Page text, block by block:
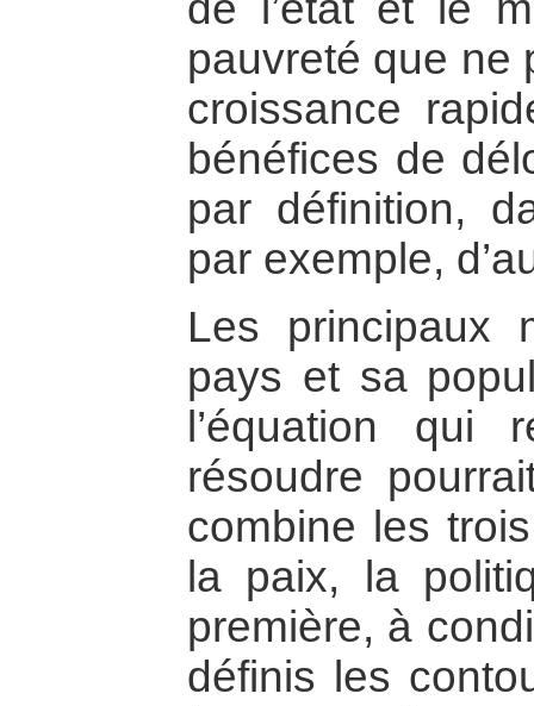
pauvreté que ne
croissance
bénéfices de
par définition,
par exemple,
Les principaux
pays et sa
l’équation qui
résoudre
combine les
la paix, la
première, à
définis les